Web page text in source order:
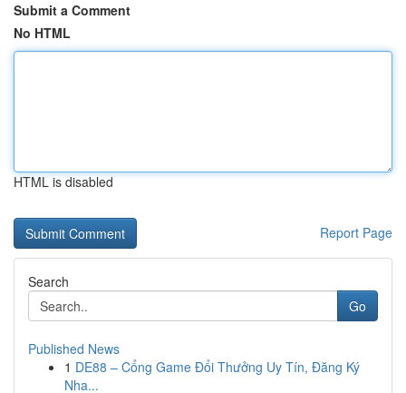
Submit a Comment
No HTML
HTML is disabled
Report Page
Search
Go
Published News
1 DE88 – Cổng Game Đổi Thưởng Uy Tín, Đăng Ký
Nha...